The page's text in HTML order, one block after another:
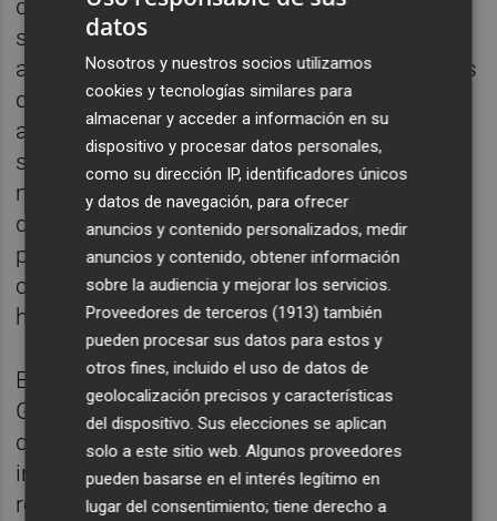
de Pérez Llorca como presidente, vuelven a
ser decepcionantes para Gandia, en una
administración morosa que no paga los más
de 8 millones de euros que le debe al
ayuntamiento y que, además, ha recortado
subvenciones por valor de más de 4
millones de euros al año. Así, cerca del 80%
del presupuesto previsto corresponde a
proyectos plurianuales que ya estaban
comprometidos por el Govern del Botànic”,
ha indicado Vila.
El concejal socialista en el Ayuntamiento de
Gandia considera que “mientras el portavoz
del PP, Víctor Soler, intenta vender que tiene
influencia hacia sus ‘jefes’ en València, la
realidad es muy diferente, puesto que se ha
datos
Nosotros y nuestros socios utilizamos
cookies y tecnologías similares para
almacenar y acceder a información en su
dispositivo y procesar datos personales,
como su dirección IP, identificadores únicos
y datos de navegación, para ofrecer
anuncios y contenido personalizados, medir
anuncios y contenido, obtener información
sobre la audiencia y mejorar los servicios.
Proveedores de terceros (1913) también
pueden procesar sus datos para estos y
otros fines, incluido el uso de datos de
geolocalización precisos y características
del dispositivo. Sus elecciones se aplican
solo a este sitio web. Algunos proveedores
pueden basarse en el interés legítimo en
lugar del consentimiento; tiene derecho a